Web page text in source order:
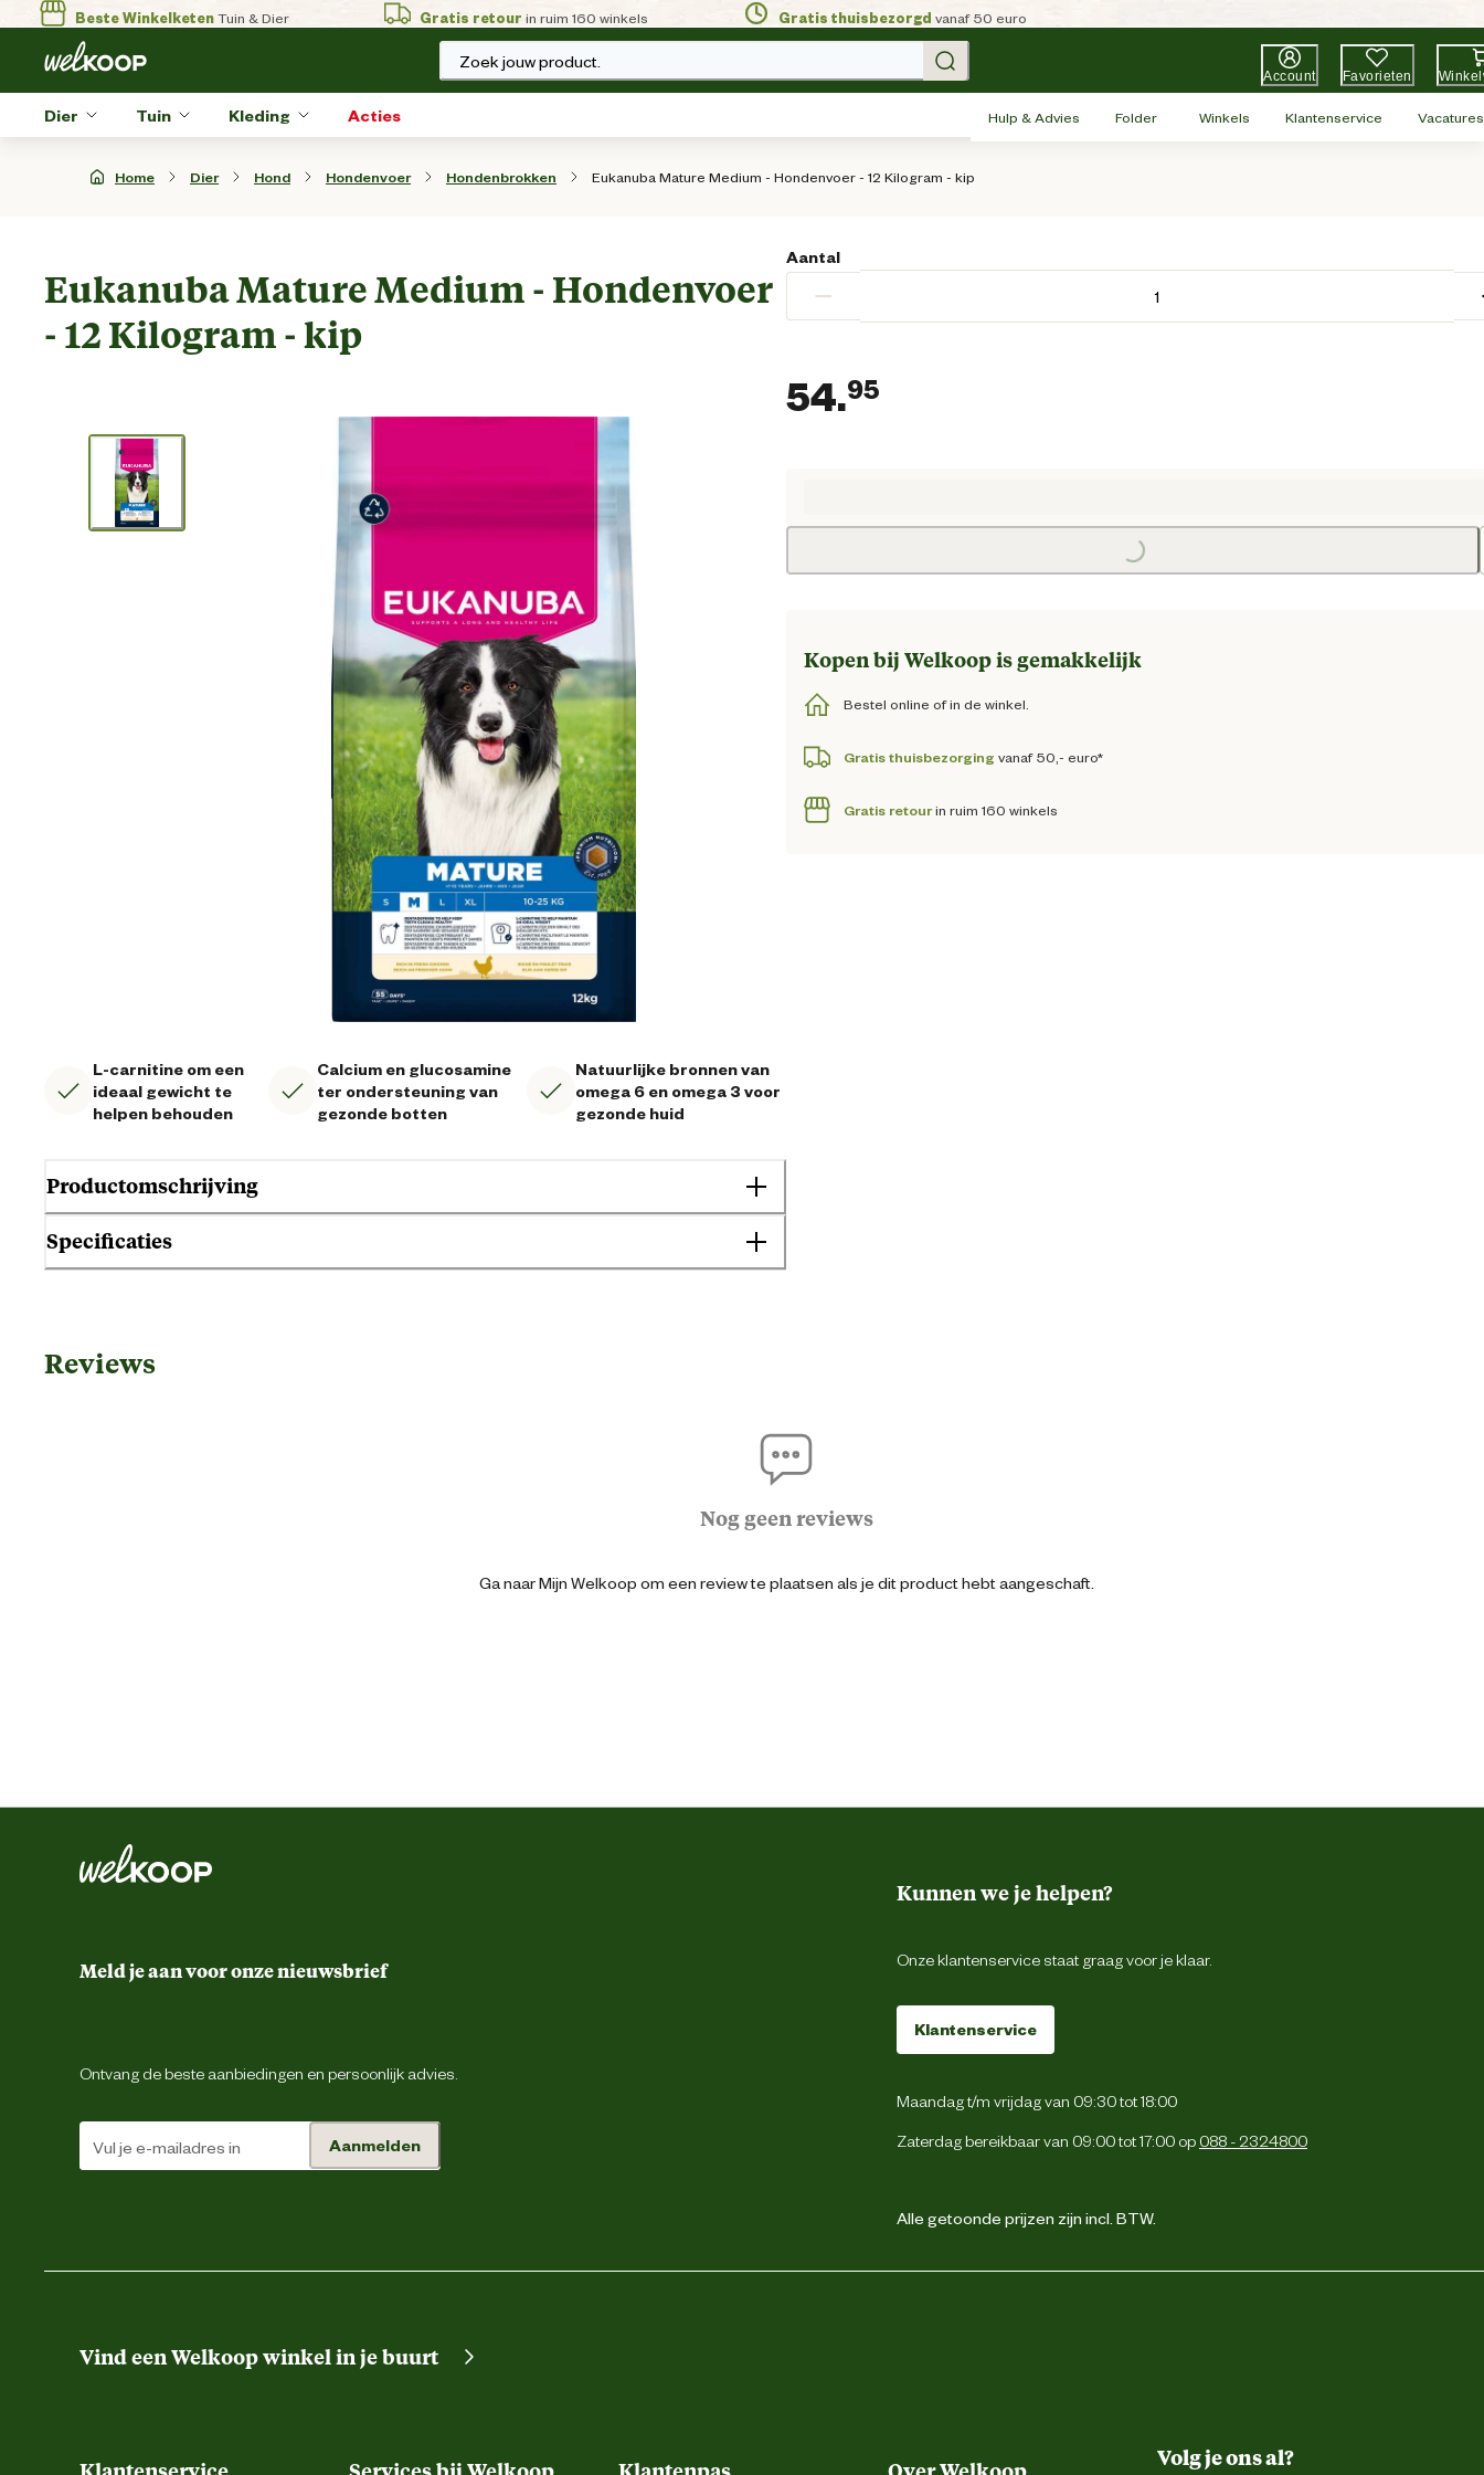
Beste WinkelketenTuin & Dier Gratis retour in ruim 160 winkels Gratis thuisbezorgd vanaf 50 euro
Zoek jouw product.
Account Favorieten
Dier Tuin Kleding Acties Hulp & Advies Folder Winkels Klantenservice Vacatures
Home Dier Hond Hondenvoer Hondenbrokken Eukanuba Mature Medium - Hondenvoer - 12 Kilogram - kip
Eukanuba Mature Medium - Hondenvoer
- 12 Kilogram - kip
L-carnitine om een
ideaal gewicht te
helpen behouden
Calcium en glucosamine
ter ondersteuning van
gezonde botten
Natuurlijke bronnen van
omega 6 en omega 3 voor
gezonde huid
Productomschrijving
Specificaties
Volwassen
Alle ras groottes
Algemene informatie
Ean
Artikel hoogte
Smaak aroma detail kip
Type voer Droogvoer
Aantal
−
54.95
Loading...
Kopen bij Welkoop is gemakkelijk
Bestel online of in de winkel.
Gratis thuisbezorging vanaf 50,- euro*
Gratis retourin ruim 160 winkels
Reviews
Nog geen reviews
Ga naar Mijn Welkoop om een review te plaatsen als je dit product hebt aangeschaft.
Meld je aan voor onze nieuwsbrief
Ontvang de beste aanbiedingen en persoonlijk advies.
Aanmelden
Kunnen we je helpen?
Onze klantenservice staat graag voor je klaar.
Klantenservice
Maandag t/m vrijdag van 09:30 tot 18:00
Zaterdag bereikbaar van 09:00 tot 17:00 op 088 - 2324800
Alle getoonde prijzen zijn incl. BTW.
Vind een Welkoop winkel in je buurt
Volg je ons al?